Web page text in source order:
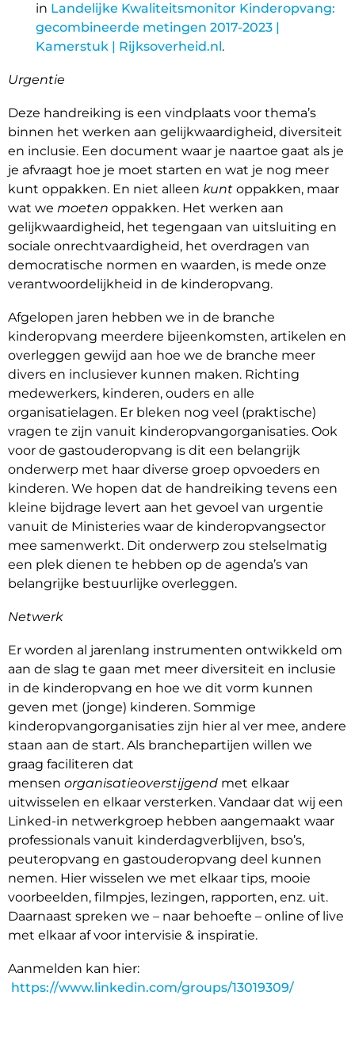
in Landelijke Kwaliteitsmonitor Kinderopvang:
gecombineerde metingen 2017-2023 |
Kamerstuk | Rijksoverheid.nl.
Urgentie
Deze handreiking is een vindplaats voor thema’s
binnen het werken aan gelijkwaardigheid, diversiteit
en inclusie. Een document waar je naartoe gaat als je
je afvraagt hoe je moet starten en wat je nog meer
kunt oppakken. En niet alleen kunt oppakken, maar
wat we moeten oppakken. Het werken aan
gelijkwaardigheid, het tegengaan van uitsluiting en
sociale onrechtvaardigheid, het overdragen van
democratische normen en waarden, is mede onze
verantwoordelijkheid in de kinderopvang.
Afgelopen jaren hebben we in de branche
kinderopvang meerdere bijeenkomsten, artikelen en
overleggen gewijd aan hoe we de branche meer
divers en inclusiever kunnen maken. Richting
medewerkers, kinderen, ouders en alle
organisatielagen. Er bleken nog veel (praktische)
vragen te zijn vanuit kinderopvangorganisaties. Ook
voor de gastouderopvang is dit een belangrijk
onderwerp met haar diverse groep opvoeders en
kinderen. We hopen dat de handreiking tevens een
kleine bijdrage levert aan het gevoel van urgentie
vanuit de Ministeries waar de kinderopvangsector
mee samenwerkt. Dit onderwerp zou stelselmatig
een plek dienen te hebben op de agenda’s van
belangrijke bestuurlijke overleggen.
Netwerk
Er worden al jarenlang instrumenten ontwikkeld om
aan de slag te gaan met meer diversiteit en inclusie
in de kinderopvang en hoe we dit vorm kunnen
geven met (jonge) kinderen. Sommige
kinderopvangorganisaties zijn hier al ver mee, andere
staan aan de start. Als branchepartijen willen we
graag faciliteren dat
mensen organisatieoverstijgend met elkaar
uitwisselen en elkaar versterken. Vandaar dat wij een
Linked-in netwerkgroep hebben aangemaakt waar
professionals vanuit kinderdagverblijven, bso’s,
peuteropvang en gastouderopvang deel kunnen
nemen. Hier wisselen we met elkaar tips, mooie
voorbeelden, filmpjes, lezingen, rapporten, enz. uit.
Daarnaast spreken we – naar behoefte – online of live
met elkaar af voor intervisie & inspiratie.
Aanmelden kan hier:
https://www.linkedin.com/groups/13019309/